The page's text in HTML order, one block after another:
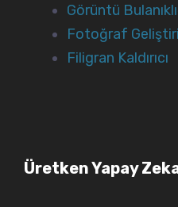
Görüntü
Fotoğraf
Filigran Kaldırıcı
Üretken Yapay